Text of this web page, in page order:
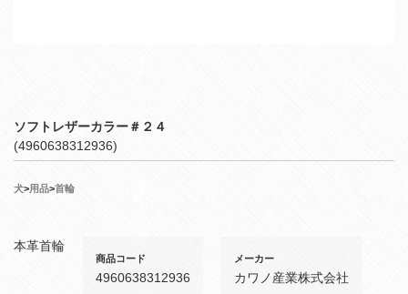
ソフトレザーカラー＃２４
(4960638312936)
犬>用品>首輪
本革首輪
商品コード
4960638312936
メーカー
カワノ産業株式会社